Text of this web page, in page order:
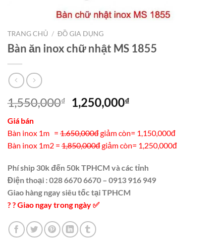
TRANG CHỦ / ĐỒ GIA DỤNG
Bàn ăn inox chữ nhật MS 1855
1,550,000₫
Giá
gốc
1,550,000₫.
1,250,000₫Giá
là:
1,250,000₫.
Giá bán
Bàn inox 1m = 1.650,000đgiảm còn= 1,150,000đ
Bàn inox 1m2 = 1,850,000đgiảm còn= 1,250,000đ
Phí ship 30k đến 50k TPHCM và các tỉnh
Điện thoại : 028 6670 6670 – 0913 916 949
Giao hàng ngay siêu tốc tại TPHCM
??Giao ngay trong ngày✅